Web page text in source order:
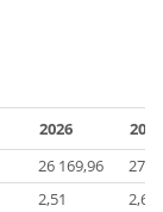
2026
2027
26 169,96
27
2,51
2,61